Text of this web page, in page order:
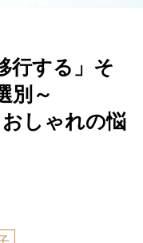
行する」そ
別～
しゃれの悩